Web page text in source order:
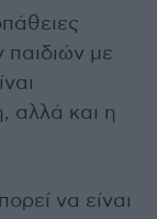
παιδιών με
αλλά και η
να είναι